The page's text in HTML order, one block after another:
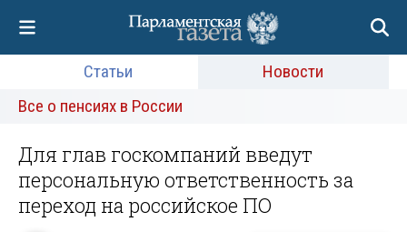
Статьи
Новости
Все о пенсиях в России
Для глав госкомпаний введут
персональную ответственность за
переход на российское ПО